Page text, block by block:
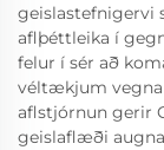
geislastefnigervi
aflþéttleika í
felur í sér að
véltækjum vegna
aflstjórnun gerir
geislaflæði